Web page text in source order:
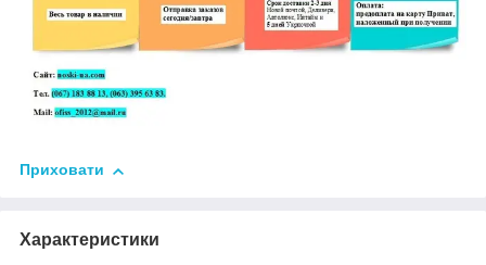
Приховати
Характеристики